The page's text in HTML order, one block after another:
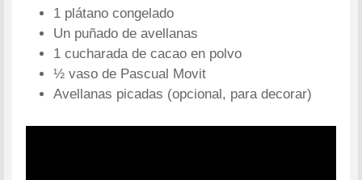
1 plátano congelado
Un puñado de avellanas
1 cucharada de cacao en polvo
½ vaso de Pascual Movit
Avellanas picadas (opcional, para decorar)